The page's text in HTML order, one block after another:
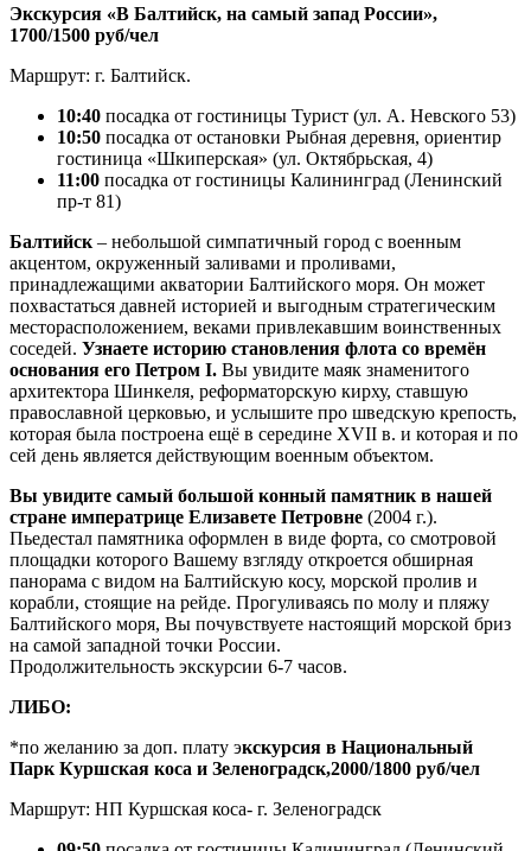
Экскурсия «В Балтийск, на самый запад России»,
1700/1500 руб/чел
Маршрут: г. Балтийск.
10:40 посадка от гостиницы Турист (ул. А. Невского 53)
10:50 посадка от остановки Рыбная деревня, ориентир
гостиница «Шкиперская» (ул. Октябрьская, 4)
11:00 посадка от гостиницы Калининград (Ленинский
пр-т 81)
Балтийск – небольшой симпатичный город с военным
акцентом, окруженный заливами и проливами,
принадлежащими акватории Балтийского моря. Он может
похвастаться давней историей и выгодным стратегическим
месторасположением, веками привлекавшим воинственных
соседей. Узнаете историю становления флота со времён
основания его Петром I. Вы увидите маяк знаменитого
архитектора Шинкеля, реформаторскую кирху, ставшую
православной церковью, и услышите про шведскую крепость,
которая была построена ещё в середине XVII в. и которая и по
сей день является действующим военным объектом.
Вы увидите самый большой конный памятник в нашей
стране императрице Елизавете Петровне (2004 г.).
Пьедестал памятника оформлен в виде форта, со смотровой
площадки которого Вашему взгляду откроется обширная
панорама с видом на Балтийскую косу, морской пролив и
корабли, стоящие на рейде. Прогуливаясь по молу и пляжу
Балтийского моря, Вы почувствуете настоящий морской бриз
на самой западной точки России.
Продолжительность экскурсии 6-7 часов.
ЛИБО:
*по желанию за доп. плату экскурсия в Национальный
Парк Куршская коса и Зеленоградск,2000/1800 руб/чел
Маршрут: НП Куршская коса- г. Зеленоградск